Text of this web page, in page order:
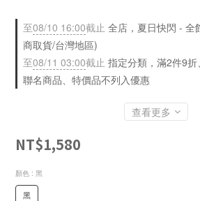
至08/10 16:00截止 全店，夏日快閃 - 全
商取貨/台灣地區)
至08/11 03:00截止 指定分類，滿2件9
聯名商品、特價品不列入優惠
查看更多
NT$1,580
顏色 : 黑
黑